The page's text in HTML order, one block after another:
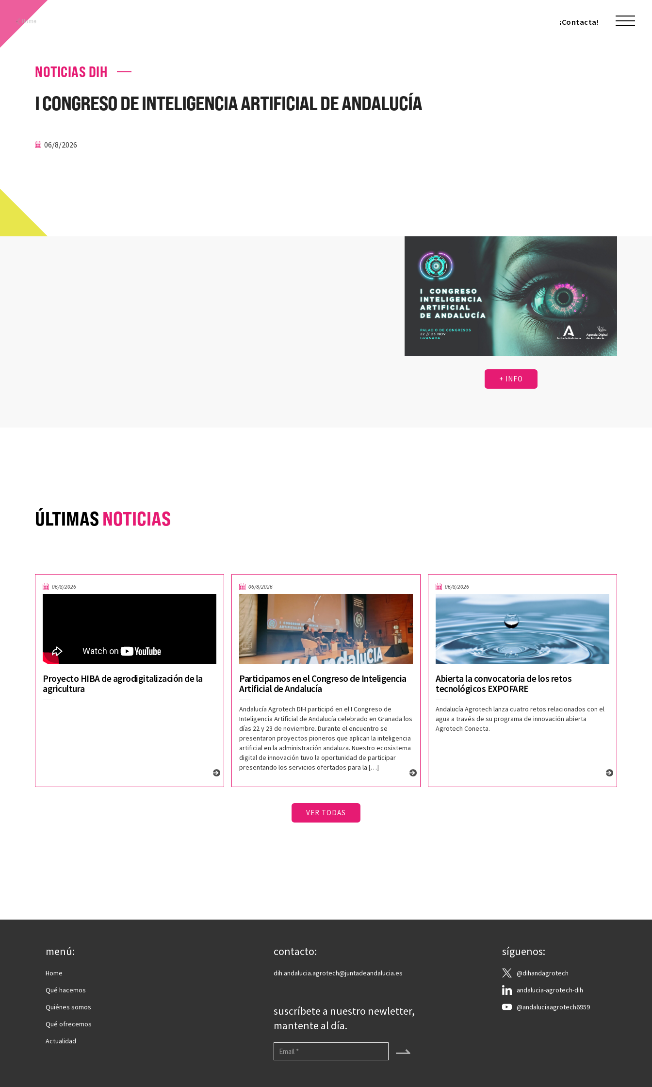
Home
¡Contacta!
NOTICIAS DIH
I CONGRESO DE INTELIGENCIA ARTIFICIAL DE ANDALUCÍA
06/8/2026
+ INFO
ÚLTIMAS NOTICIAS
06/8/2026
Proyecto HIBA de agrodigitalización de la
agricultura
06/8/2026
Participamos en el Congreso de Inteligencia
Artificial de Andalucía
Andalucía Agrotech DIH participó en el I Congreso de
Inteligencia Artificial de Andalucía celebrado en Granada los
días 22 y 23 de noviembre. Durante el encuentro se
presentaron proyectos pioneros que aplican la inteligencia
artificial en la administración andaluza. Nuestro ecosistema
digital de innovación tuvo la oportunidad de participar
presentando los servicios ofertados para la […]
06/8/2026
Abierta la convocatoria de los retos
tecnológicos EXPOFARE
Andalucía Agrotech lanza cuatro retos relacionados con el
agua a través de su programa de innovación abierta
Agrotech Conecta.
VER TODAS
menú:
Home
Qué hacemos
Quiénes somos
Qué ofrecemos
Actualidad
contacto:
dih.andalucia.agrotech@juntadeandalucia.es
suscríbete a nuestro newletter,
mantente al día.
⇀
síguenos:
@dihandagrotech
andalucia-agrotech-dih
@andaluciaagrotech6959